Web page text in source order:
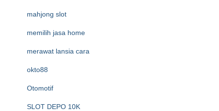
mahjong slot
memilih jasa home
merawat lansia cara
okto88
Otomotif
SLOT DEPO 10K